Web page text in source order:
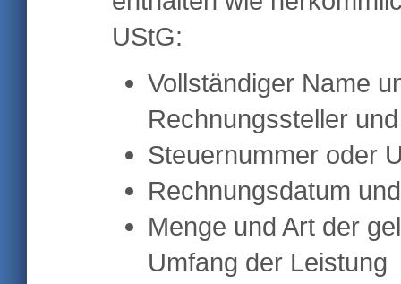
UStG:
Vollständiger Name
Rechnungssteller
Steuernummer oder
Rechnungsdatum
Menge und Art der
Umfang der Leistung